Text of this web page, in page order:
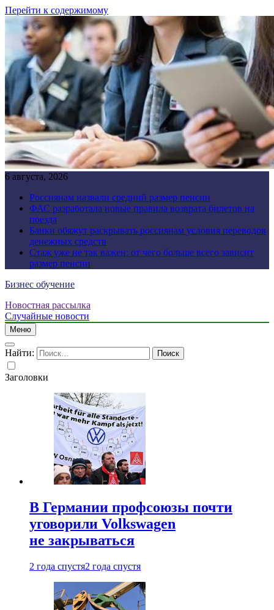
Перейти к содержимому
6 августа, 2026
Россиянам назвали средний размер пенсии
ФАС разработала новые правила возврата билетов на
поезда
Банки обяжут раскрывать россиянам условия переводов
денежных средств
Стаж уже не так важен: от чего больше всего зависит
размер пенсии
Бизнес обучение
Новостная рассылка
Случайные новости
Меню
Найти:
Заголовки
В Германии профсоюзы почти
уговорили Volkswagen
не закрываться
2 года спустя2 года спустя